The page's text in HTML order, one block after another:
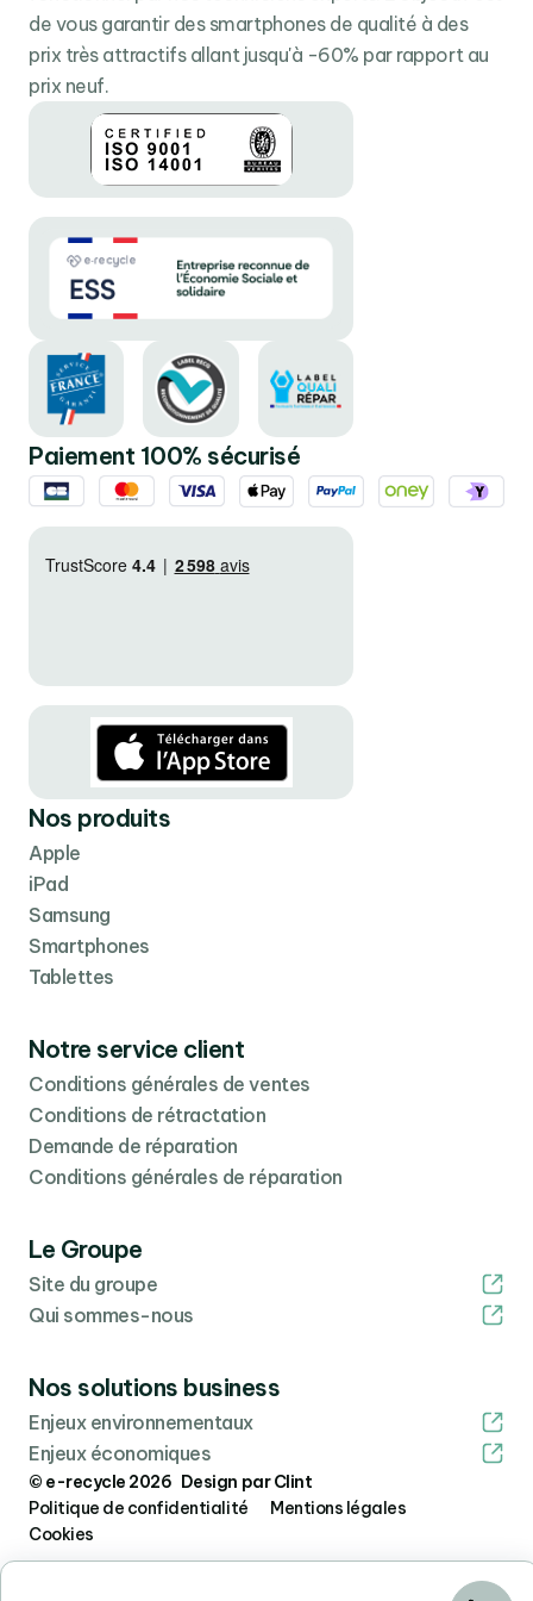
maximum de performance et de préserver sa batterie
pour une autonomie longue durée.
Pratique et performant l’iPad 10.2 (2021) est un outil de
travail et de divertissement polyvalent qui s’utilise aussi
bien à la maison qu’en déplacement.
de vous garantir des smartphones de qualité à des
prix très attractifs allant jusqu'à -60% par rapport au
prix neuf.
Paiement 100% sécurisé
Nos produits
Apple
iPad
Samsung
Smartphones
Tablettes
Notre service client
Conditions générales de ventes
Conditions de rétractation
Demande de réparation
Conditions générales de réparation
Le Groupe
Site du groupe
Qui sommes-nous
Nos solutions business
Enjeux environnementaux
Enjeux économiques
© e-recycle 2026 Design par Clint
Politique de confidentialité
Mentions légales
Cookies